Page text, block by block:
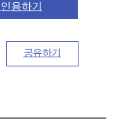
인용하기
공유하기